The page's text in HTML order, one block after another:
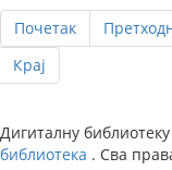
Почетак
Крај
Дигиталну
библиотека . Сва